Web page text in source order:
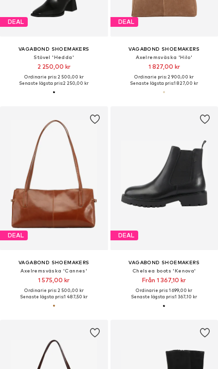
DEAL
VAGABOND SHOEMAKERS
Stövel 'Hedda'
2 250,00 kr
Ordinarie pris: 2 500,00 kr
Senaste lägsta pris:2 250,00 kr
DEAL
VAGABOND SHOEMAKERS
Axelremsväska 'Hilo'
1 827,00 kr
Ordinarie pris: 2 900,00 kr
Senaste lägsta pris:1 827,00 kr
DEAL
VAGABOND SHOEMAKERS
Axelremsväska 'Cannes'
1 575,00 kr
Ordinarie pris: 2 500,00 kr
Senaste lägsta pris:1 487,50 kr
DEAL
VAGABOND SHOEMAKERS
Chelsea boots 'Kenova'
Från 1 367,10 kr
Ordinarie pris: 1 699,00 kr
Senaste lägsta pris:1 367,10 kr